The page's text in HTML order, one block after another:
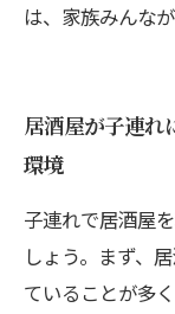
は、家族みんな
居酒屋が子連れ
環境
子連れで居酒屋
しょう。まず、
ていることが多